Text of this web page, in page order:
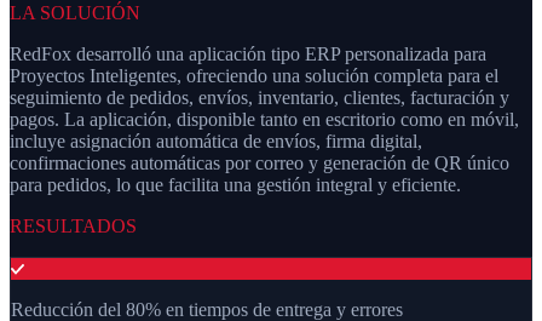
LA SOLUCIÓN
RedFox desarrolló una aplicación tipo ERP personalizada para
Proyectos Inteligentes, ofreciendo una solución completa para el
seguimiento de pedidos, envíos, inventario, clientes, facturación y
pagos. La aplicación, disponible tanto en escritorio como en móvil,
incluye asignación automática de envíos, firma digital,
confirmaciones automáticas por correo y generación de QR único
para pedidos, lo que facilita una gestión integral y eficiente.
RESULTADOS
Reducción del 80% en tiempos de entrega y errores